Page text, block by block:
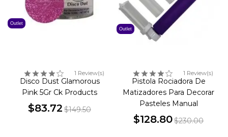
Outlet
1 Review(s)
Disco Dust Glamorous
Pink 5Gr Ck Products
$83.72 $149.50
Outlet
1 Review(s)
Pistola Rociadora De
Matizadores Para Decorar
Pasteles Manual
$128.80$230.00